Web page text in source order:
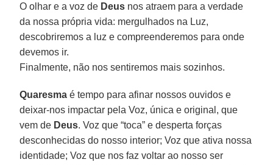
O olhar e a voz de Deus nos atraem para a verdade
da nossa própria vida: mergulhados na Luz,
descobriremos a luz e compreenderemos para onde
devemos ir.
Finalmente, não nos sentiremos mais sozinhos.
Quaresma é tempo para afinar nossos ouvidos e
deixar-nos impactar pela Voz, única e original, que
vem de Deus. Voz que “toca” e desperta forças
desconhecidas do nosso interior; Voz que ativa nossa
identidade; Voz que nos faz voltar ao nosso ser